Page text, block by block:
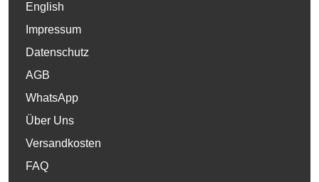
English
Impressum
Datenschutz
AGB
WhatsApp
Über Uns
Versandkosten
FAQ